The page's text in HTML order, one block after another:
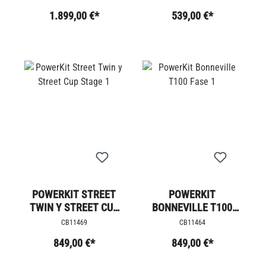
1.899,00 €* 539,00 €*
POWERKIT STREET
TWIN Y STREET CUP
STAGE 1
CB11469
849,00 €*
POWERKIT
BONNEVILLE T100
FASE 1
CB11464
849,00 €*